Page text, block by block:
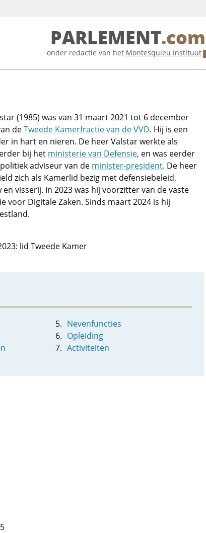
PARLEMENT.com
onder redactie van het Montesquieu Instituut
(1985) was van 31 maart 2021 tot 6 december
deTweede Kamerfractie van de VVD. Hij is een
in hart en nieren. De heer Valstar werkte als
bij het ministerie van Defensie, en was eerder
adviseur van de minister-president. De heer
zich als Kamerlid bezig met defensiebeleid,
visserij. In 2023 was hij voorzitter van de vaste
voor Digitale Zaken. Sinds maart 2024 is hij
lid Tweede Kamer
Nevenfuncties
Opleiding
Activiteiten